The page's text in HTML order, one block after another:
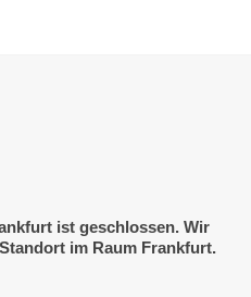
ist geschlossen. Wir
im Raum Frankfurt.